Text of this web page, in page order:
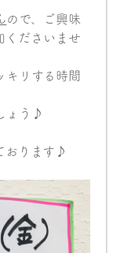
ので、ご興味
くださいませ
キリする時間
ょう♪
おります♪